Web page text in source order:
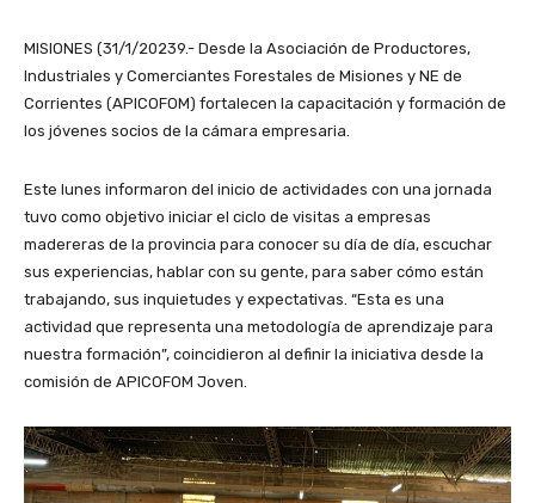
MISIONES (31/1/20239.- Desde la Asociación de Productores,
Industriales y Comerciantes Forestales de Misiones y NE de
Corrientes (APICOFOM) fortalecen la capacitación y formación de
los jóvenes socios de la cámara empresaria.
Este lunes informaron del inicio de actividades con una jornada
tuvo como objetivo iniciar el ciclo de visitas a empresas
madereras de la provincia para conocer su día de día, escuchar
sus experiencias, hablar con su gente, para saber cómo están
trabajando, sus inquietudes y expectativas. “Esta es una
actividad que representa una metodología de aprendizaje para
nuestra formación”, coincidieron al definir la iniciativa desde la
comisión de APICOFOM Joven.